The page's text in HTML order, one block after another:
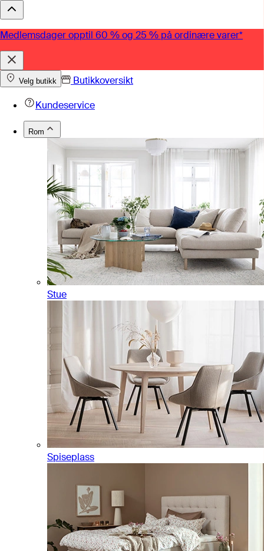
Medlemsdager opptil 60 % og 25 % på ordinære varer*
Velg butikk
Butikkoversikt
Kundeservice
Rom
Stue
Spiseplass